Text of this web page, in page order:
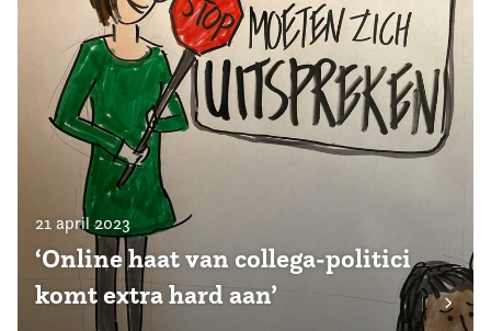
21 april 2023
‘Online haat van collega-politici
komt extra hard aan’